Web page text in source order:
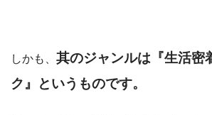
しかも、 其のジャンルは『生活密
ク』というものです。